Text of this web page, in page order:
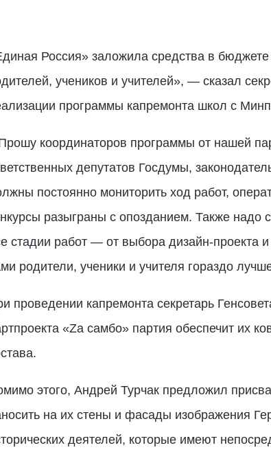
Россия» заложила средства в бюджете
учеников и учителей», — сказал
программы капремонта школ с
координаторов программы от нашей
депутатов Госдумы,
постоянно мониторить ход работ,
разыграны с опозданием. Также надо
стадии работ — от выбора дизайн-проекта
родители, ученики и учителя гораздо
проведении капремонта секретарь
«Zа самбо» партия обеспечит их
этого, Андрей Турчак предложил
на их стены и фасады изображения
деятелей, которые имеют